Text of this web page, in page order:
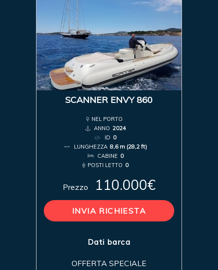
SCANNER ENVY 860
NEL PORTO
ANNO 2024
ID 0
LUNGHEZZA 8,6 m (28,2 ft)
CABINE 0
POSTI LETTO 0
Prezzo 110.000€
INVIA RICHIESTA
Dati barca
OFFERTA SPECIALE